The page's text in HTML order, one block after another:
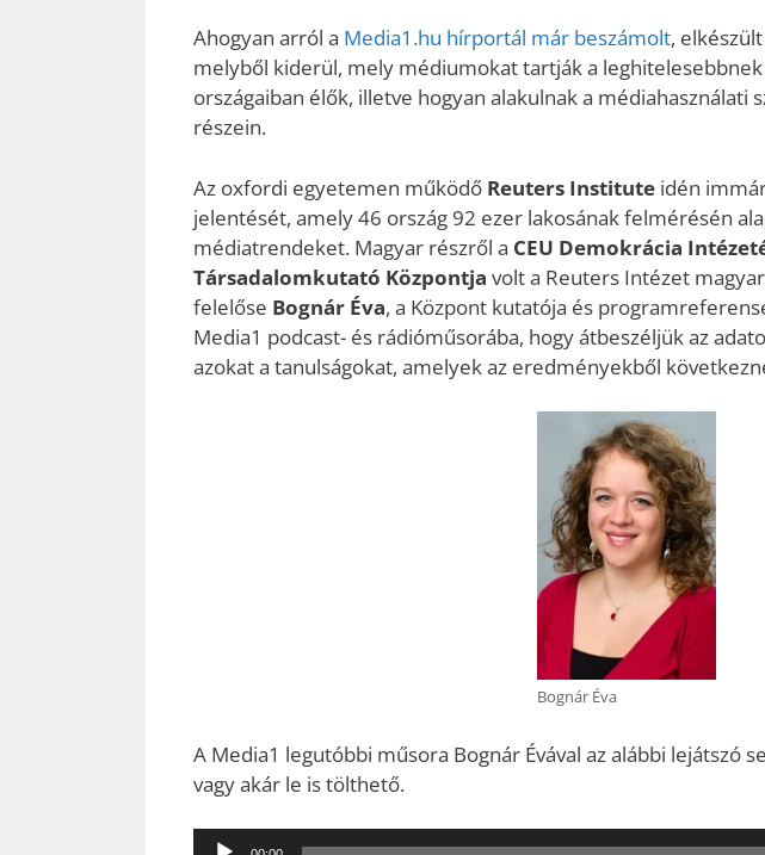
Ahogyan arról a Media1.hu hírportál már beszámolt,
melyből kiderül, mely médiumokat tartják a leghitelesebbnek
országaiban élők, illetve hogyan alakulnak a médiahasználati
részein.
Az oxfordi egyetemen működő Reuters Institute idén
jelentését, amely 46 ország 92 ezer lakosának felmérésén
médiatrendeket. Magyar részről a CEU Demokrácia
Társadalomkutató Központja volt a Reuters Intézet
felelőse Bognár Éva, a Központ kutatója és
Media1 podcast- és rádióműsorába, hogy átbeszéljük az
azokat a tanulságokat, amelyek az eredményekből
Bognár Éva
A Media1 legutóbbi műsora Bognár Évával az alábbi lejátszó
vagy akár le is tölthető.
Audió